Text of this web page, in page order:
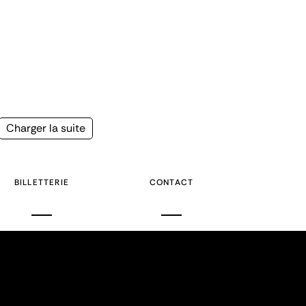
Page
Charger la suite
BILLETTERIE CONTACT